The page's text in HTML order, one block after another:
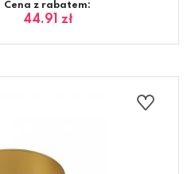
Cena z rabatem:
44.91 zł